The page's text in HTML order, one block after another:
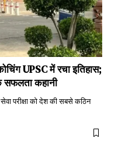
UPSC में रचा इतिहास;
सफलता कहानी
परीक्षा को देश की सबसे कठिन